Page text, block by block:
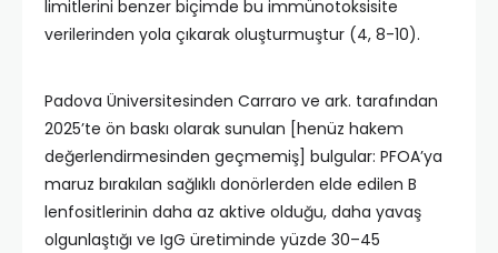
limitlerini benzer biçimde bu immünotoksisite
verilerinden yola çıkarak oluşturmuştur (4, 8-10).
Padova Üniversitesinden Carraro ve ark. tarafından
2025’te ön baskı olarak sunulan [henüz hakem
değerlendirmesinden geçmemiş] bulgular: PFOA’ya
maruz bırakılan sağlıklı donörlerden elde edilen B
lenfositlerinin daha az aktive olduğu, daha yavaş
olgunlaştığı ve IgG üretiminde yüzde 30–45